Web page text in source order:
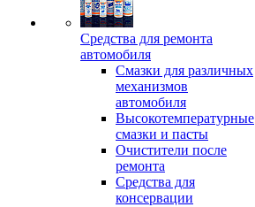
Средства для ремонта
автомобиля
Смазки для различных
механизмов
автомобиля
Высокотемпературные
смазки и пасты
Очистители после
ремонта
Средства для
консервации